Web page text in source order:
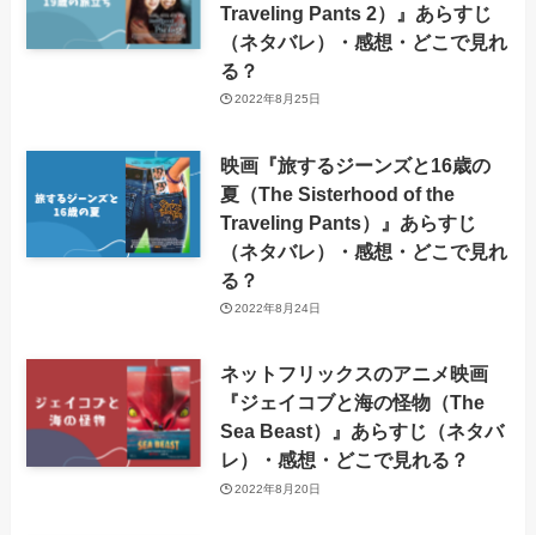
Traveling Pants 2）』あらすじ
（ネタバレ）・感想・どこで見れ
る？
2022年8月25日
映画『旅するジーンズと16歳の
夏（The Sisterhood of the
Traveling Pants）』あらすじ
（ネタバレ）・感想・どこで見れ
る？
2022年8月24日
ネットフリックスのアニメ映画
『ジェイコブと海の怪物（The
Sea Beast）』あらすじ（ネタバ
レ）・感想・どこで見れる？
2022年8月20日